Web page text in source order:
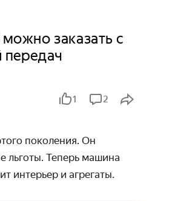
заказать с
передач
1 2
поколения. Он
льготы. Теперь машина
интерьер и агрегаты.